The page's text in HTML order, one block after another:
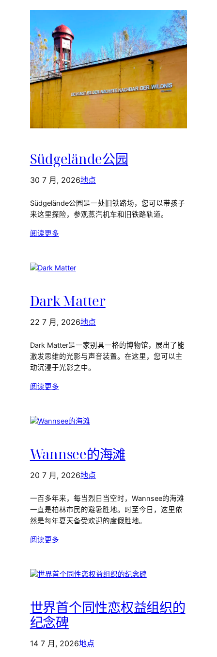
Südgelände公园
30 7 月, 2026地点
Südgelände公园是一处旧铁路场，您可以带孩子
来这里探险，参观蒸汽机车和旧铁路轨道。
阅读更多
Dark Matter
22 7 月, 2026地点
Dark Matter是一家别具一格的博物馆，展出了能
激发思维的光影与声音装置。在这里，您可以主
动沉浸于光影之中。
阅读更多
Wannsee的海滩
20 7 月, 2026地点
一百多年来，每当烈日当空时，Wannsee的海滩
一直是柏林市民的避暑胜地。时至今日，这里依
然是每年夏天备受欢迎的度假胜地。
阅读更多
世界首个同性恋权益组织的
纪念碑
14 7 月, 2026地点